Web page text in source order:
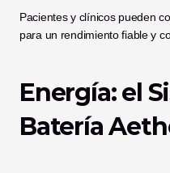
Pacientes y clínicos pueden
para un rendimiento fiable y
Energía: el
Batería